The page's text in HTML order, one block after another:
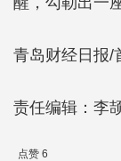
青岛财经日报/
责任编辑：李
点赞 6